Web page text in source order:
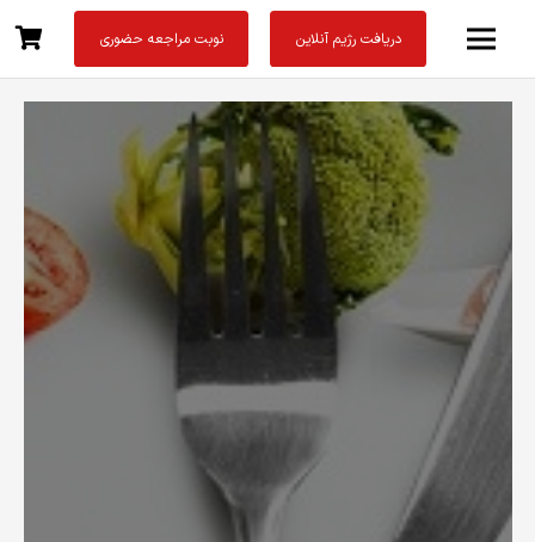
دریافت رژیم آنلاین نوبت مراجعه حضوری